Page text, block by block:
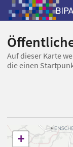
Auf dieser Karte
die einen
+